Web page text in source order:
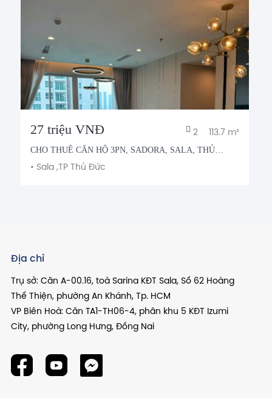
CHO THUÊ CĂN HỘ 3PN, SADORA, SALA, THỦ
THIÊM
• Sala ,TP Thủ Đức
2 113.7 m²
27 triệu VNĐ
Địa chỉ
Trụ sở: Căn A-00.16, toà Sarina KĐT Sala, Số 62 Hoàng
Thế Thiện, phường An Khánh, Tp. HCM
VP Biên Hoà: Căn TA1-TH06-4, phân khu 5 KĐT Izumi
City, phường Long Hưng, Đồng Nai